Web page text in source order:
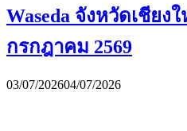
Waseda จังหวัดเชียง
กรกฎาคม 2569
03/07/202604/07/2026